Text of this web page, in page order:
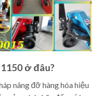
ở đâu?
nâng đỡ hàng hóa hiệu